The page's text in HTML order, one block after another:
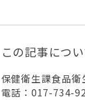
この記事につ
保健衛生課食品衛
電話：017-734-